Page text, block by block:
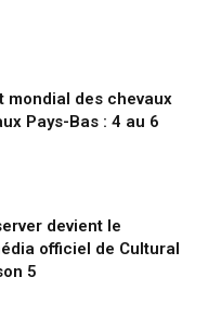
mondial des chevaux
Pays-Bas : 4 au 6
devient le
officiel de Cultural
5